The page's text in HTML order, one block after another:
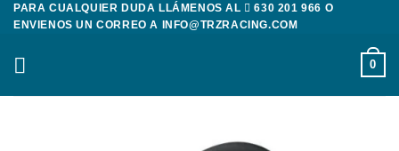
Saltar
contenido
PARA CUALQUIER DUDA LLÁMENOS AL 630 201 966 O
ENVIENOS UN CORREO A
INFO@TRZRACING.COM
0